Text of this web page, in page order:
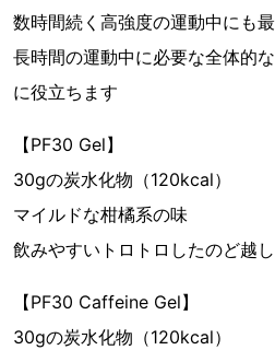
数時間続く高強度の運動中にも
長時間の運動中に必要な全体的
に役立ちます
【PF30 Gel】
30gの炭水化物（120kcal）
マイルドな柑橘系の味
飲みやすいトロトロしたのど越し
【PF30 Caffeine Gel】
30gの炭水化物（120kcal）